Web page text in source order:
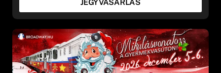
JEGYVÁSÁRLÁS